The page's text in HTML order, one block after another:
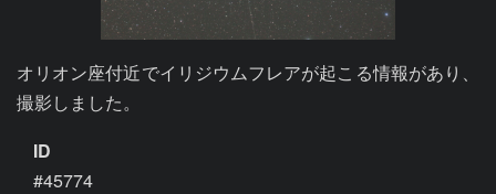
オリオン座付近でイリジウムフレアが起こる情報があり、
撮影しました。
ID
#45774